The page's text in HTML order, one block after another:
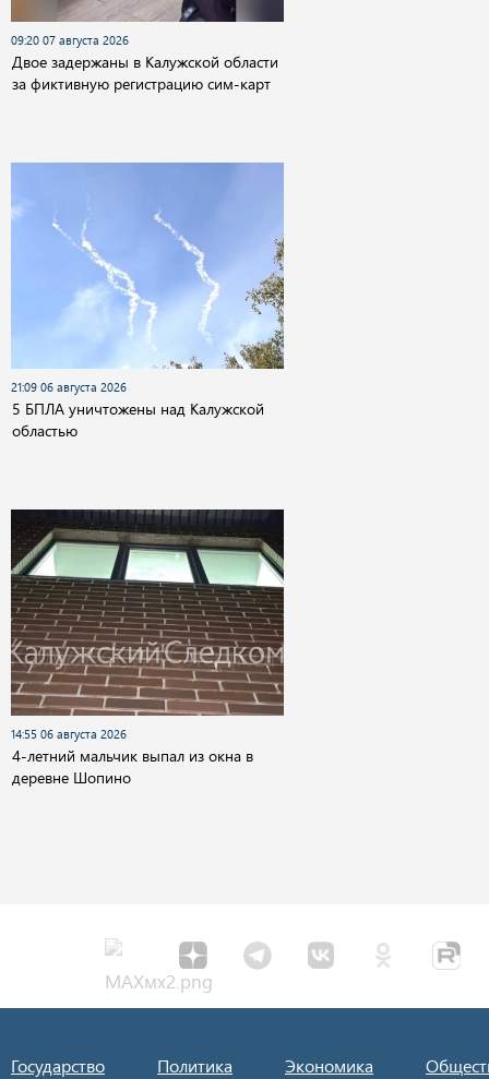
09:20 07 августа 2026
Двое задержаны в Калужской области
за фиктивную регистрацию сим-карт
21:09 06 августа 2026
5 БПЛА уничтожены над Калужской
областью
14:55 06 августа 2026
4-летний мальчик выпал из окна в
деревне Шопино
Государство Политика Экономика